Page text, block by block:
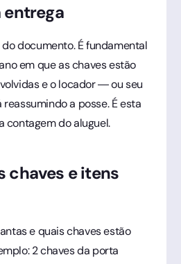
entrega
documento. É fundamental
em que as chaves estão
e o locador — ou seu
a posse. É esta
contagem do aluguel.
chaves e itens
e quais chaves estão
2 chaves da porta